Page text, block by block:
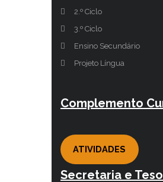
2.º Ciclo
3.º Ciclo
Ensino Secundário
Projeto Língua
Complemento
ATIVIDADES
Secretaria e